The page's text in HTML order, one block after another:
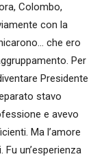
Colombo,
con la
che ero
Per
Presidente
stavo
e avevo
Ma l’amore
un’esperienza